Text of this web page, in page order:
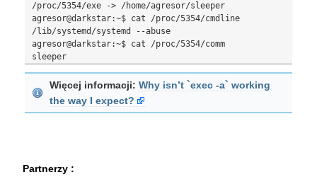
/proc/5354/exe -> /home/agresor/sleeper
agresor@darkstar:~$ cat /proc/5354/cmdline
/lib/systemd/systemd --abuse
agresor@darkstar:~$ cat /proc/5354/comm
Więcej informacji: Why isn’t `exec -a` working
the way I expect?
Partnerzy :